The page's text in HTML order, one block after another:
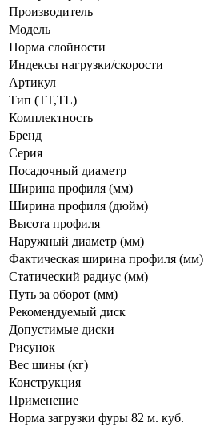
Производитель
Модель
Норма слойности
Индексы нагрузки/скорости
Артикул
Тип (TT,TL)
Комплектность
Бренд
Серия
Посадочный диаметр
Ширина профиля (мм)
Ширина профиля (дюйм)
Высота профиля
Наружный диаметр (мм)
Фактическая ширина профиля (мм)
Статический радиус (мм)
Путь за оборот (мм)
Рекомендуемый диск
Допустимые диски
Рисунок
Вес шины (кг)
Конструкция
Применение
Норма загрузки фуры 82 м. куб.